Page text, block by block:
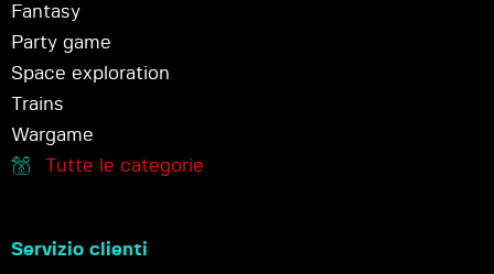
Fantasy
Party game
Space exploration
Trains
Wargame
Tutte le categorie
Servizio clienti